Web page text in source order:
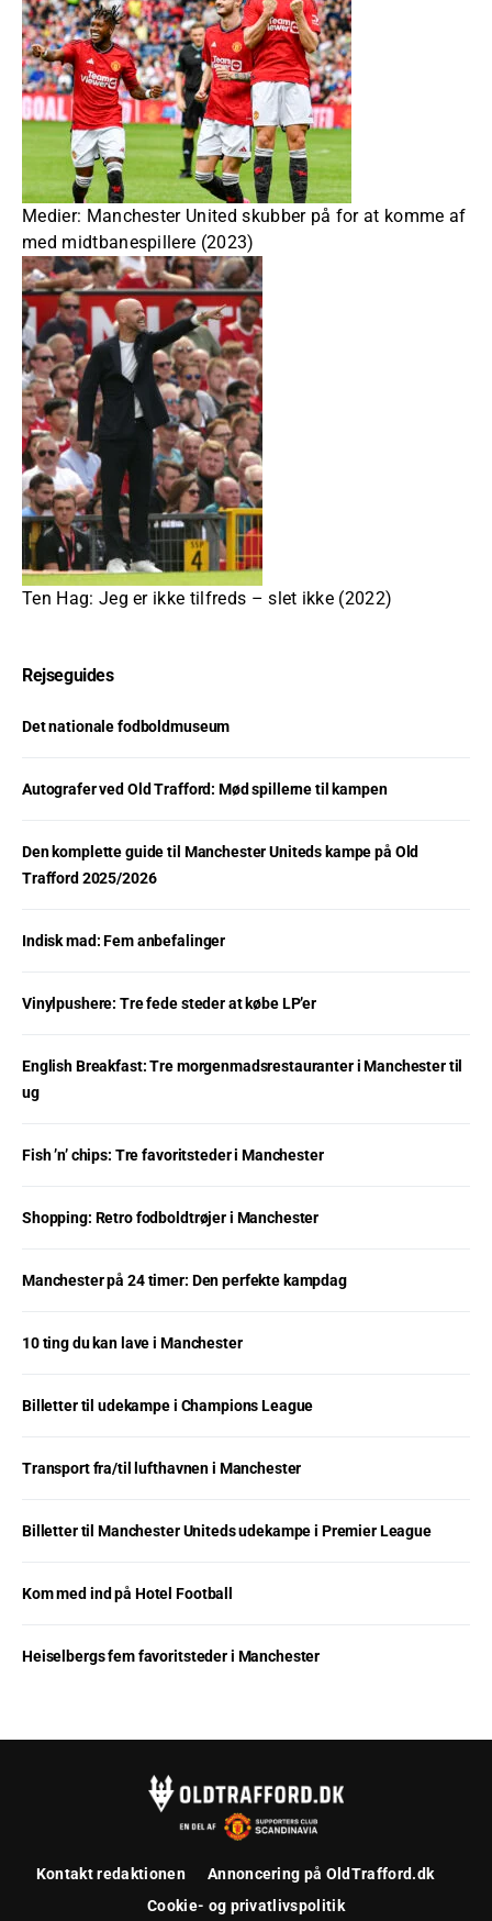
Medier: Manchester United skubber på for at komme af
med midtbanespillere (2023)
Ten Hag: Jeg er ikke tilfreds – slet ikke (2022)
Rejseguides
Det nationale fodboldmuseum
Autografer ved Old Trafford: Mød spillerne til kampen
Den komplette guide til Manchester Uniteds kampe på Old
Trafford 2025/2026
Indisk mad: Fem anbefalinger
Vinylpushere: Tre fede steder at købe LP’er
English Breakfast: Tre morgenmadsrestauranter i Manchester til
ug
Fish ’n’ chips: Tre favoritsteder i Manchester
Shopping: Retro fodboldtrøjer i Manchester
Manchester på 24 timer: Den perfekte kampdag
10 ting du kan lave i Manchester
Billetter til udekampe i Champions League
Transport fra/til lufthavnen i Manchester
Billetter til Manchester Uniteds udekampe i Premier League
Kom med ind på Hotel Football
Heiselbergs fem favoritsteder i Manchester
Kontakt redaktionen
Annoncering på OldTrafford.dk
Cookie- og privatlivspolitik